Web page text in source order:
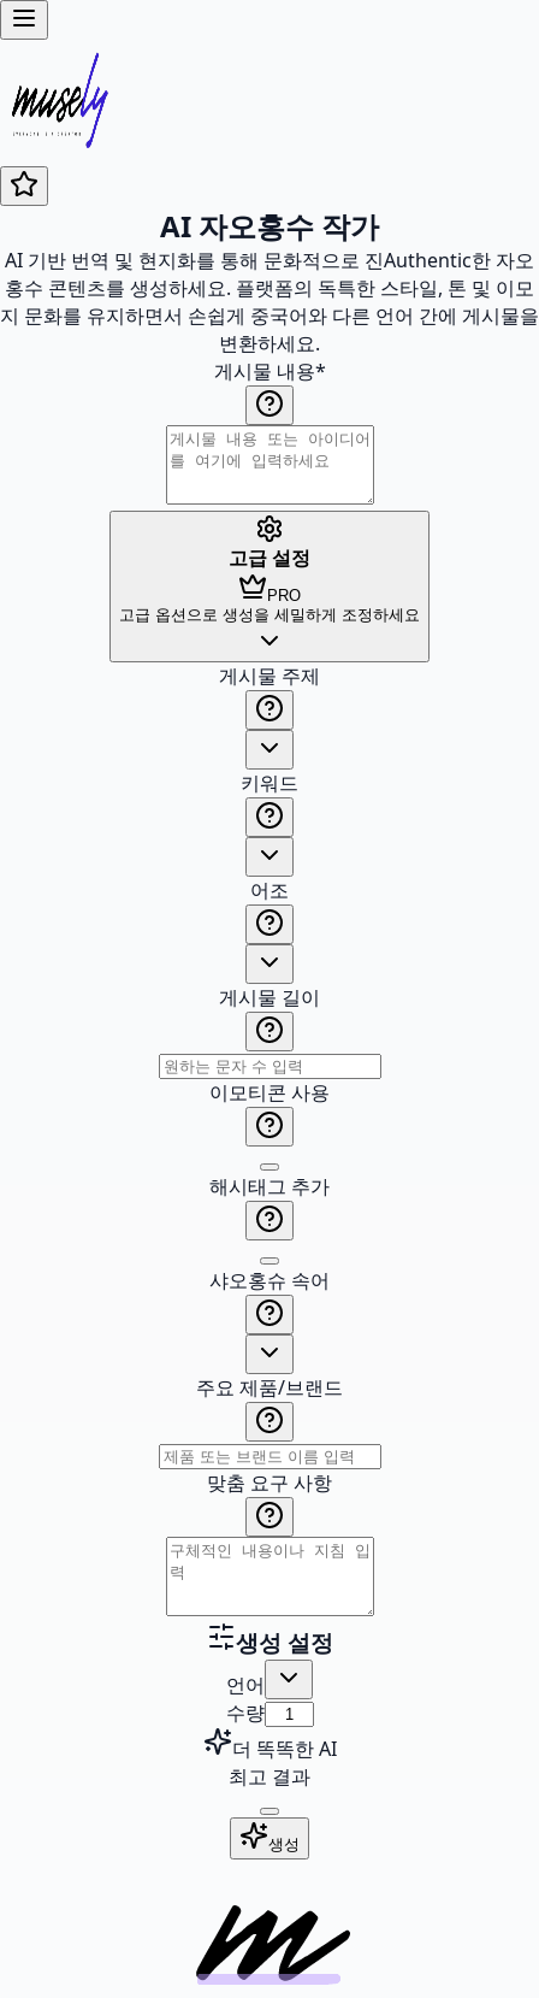
AI 자오홍수 작가
AI 기반 번역 및 현지화를 통해 문화적으로 진Authentic한 자오
홍수 콘텐츠를 생성하세요. 플랫폼의 독특한 스타일, 톤 및 이모
지 문화를 유지하면서 손쉽게 중국어와 다른 언어 간에 게시물을
변환하세요.
게시물 내용*
고급 설정
PRO
고급 옵션으로 생성을 세밀하게 조정하세요
게시물 주제
키워드
어조
게시물 길이
이모티콘 사용
해시태그 추가
샤오홍슈 속어
주요 제품/브랜드
맞춤 요구 사항
생성 설정
언어
수량
더 똑똑한 AI
최고 결과
생성